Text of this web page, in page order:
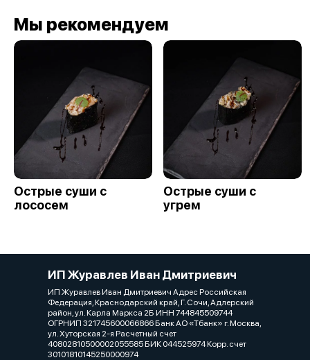
Мы рекомендуем
Острые суши с
лососем
Острые суши с
угрем
ИП Журавлев Иван Дмитриевич
ИП Журавлев Иван Дмитриевич Адрес Российская
Федерация, Краснодарский край, Г. Сочи, Адлерский
район, ул. Карла Маркса 2Б ИНН 744845509744
ОГРНИП 321745600066866 Банк АО «Тбанк» г. Москва,
ул. Хуторская 2-я Расчетный счет
40802810500002055585 БИК 044525974 Корр. счет
30101810145250000974